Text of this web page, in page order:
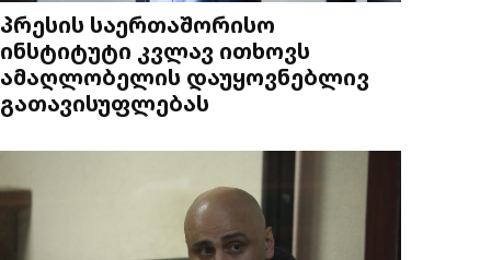
პრესის საერთაშორისო
ინსტიტუტი კვლავ ითხოვს
ამაღლობელის დაუყოვნებლივ
გათავისუფლებას